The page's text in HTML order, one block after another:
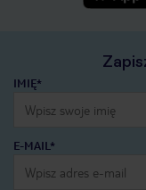
IMIĘ*
E-MAIL*